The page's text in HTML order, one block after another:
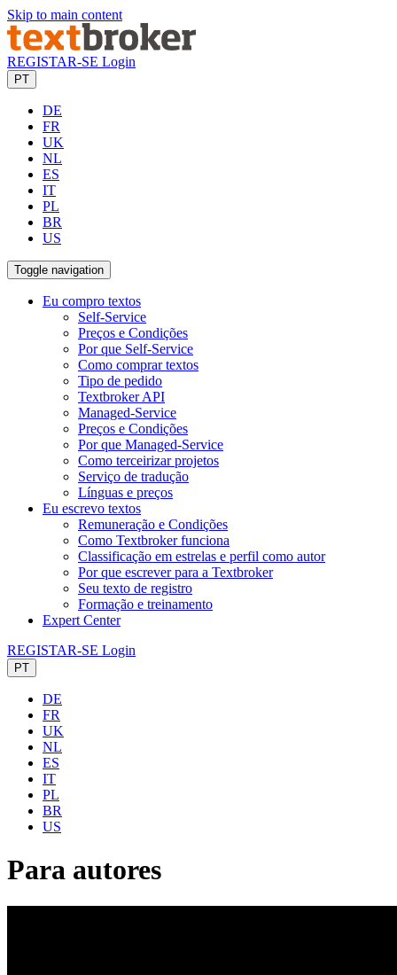
Skip to main content
REGISTAR-SE Login
PT
DE
FR
UK
NL
ES
IT
PL
BR
US
Toggle navigation
Eu compro textos
Self-Service
Preços e Condições
Por que Self-Service
Como comprar textos
Tipo de pedido
Textbroker API
Managed-Service
Preços e Condições
Por que Managed-Service
Como terceirizar projetos
Serviço de tradução
Línguas e preços
Eu escrevo textos
Remuneração e Condições
Como Textbroker funciona
Classificação em estrelas e perfil como autor
Por que escrever para a Textbroker
Seu texto de registro
Formação e treinamento
Expert Center
REGISTAR-SE Login
PT
DE
FR
UK
NL
ES
IT
PL
BR
US
Para autores